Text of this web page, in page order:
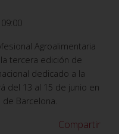
Agroalimentaria
tercera edición de
dedicado a la
del 13 al 15 de junio en
Barcelona.
Compartir